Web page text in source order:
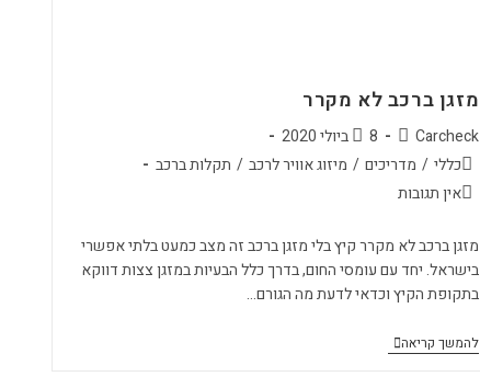
מזגן ברכב לא מקרר
Carcheck
8 ביולי 2020
כללי / מדריכים / מיזוג אוויר לרכב / תקלות ברכב
אין תגובות
מזגן ברכב לא מקרר קיץ בלי מזגן ברכב זה מצב כמעט בלתי אפשרי
בישראל. יחד עם עומסי החום, בדרך כלל הבעיות במזגן צצות דווקא
בתקופת הקיץ וכדאי לדעת מה הגורם…
להמשך קריאה